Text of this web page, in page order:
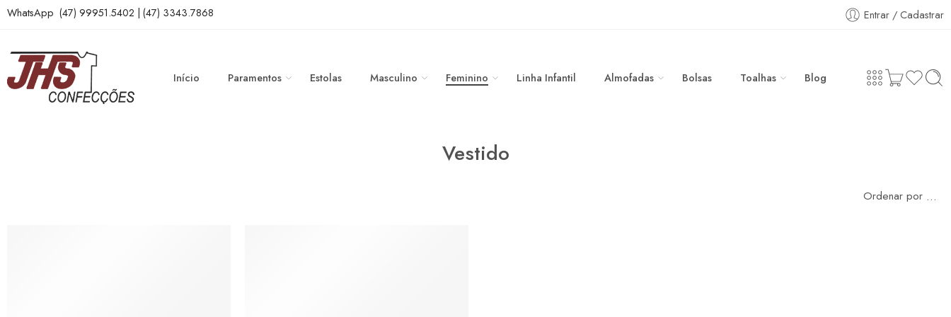
WhatsApp (47) 99951.5402 | (47) 3343.7868 Entrar / Cadastrar
Início Paramentos Estolas Masculino Feminino Linha Infantil Almofadas Bolsas Toalhas Blog
Vestido
Ordenar por ...